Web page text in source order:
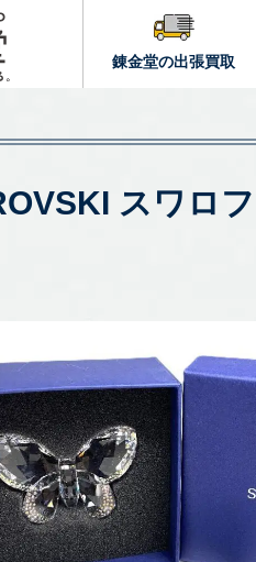
錬金堂の出張買取
スワロ